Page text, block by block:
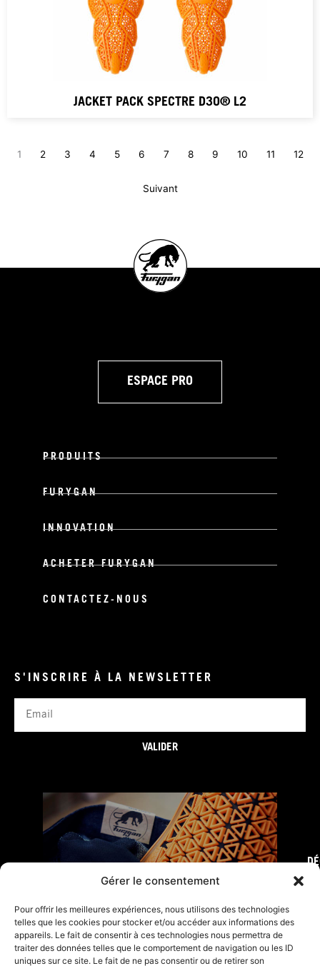
Gérer le consentement
Pour offrir les meilleures expériences, nous utilisons des technologies
telles que les cookies pour stocker et/ou accéder aux informations des
appareils. Le fait de consentir à ces technologies nous permettra de
traiter des données telles que le comportement de navigation ou les ID
uniques sur ce site. Le fait de ne pas consentir ou de retirer son
JACKET PACK SPECTRE D3O® L2
1 2 3 4 5 6 7 8 9 10 11 12
Suivant
ESPACE PRO
PRODUITS
FURYGAN
INNOVATION
ACHETER FURYGAN
CONTACTEZ-NOUS
S'INSCRIRE À LA NEWSLETTER
VALIDER